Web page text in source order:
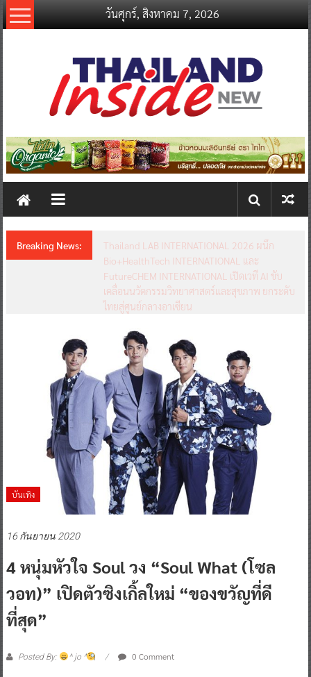
Skip
to
วันศุกร์, สิงหาคม 7, 2026
thailandinsidenew.com
Thailand
New
Breaking News:
Thailand LAB INTERNATIONAL 2026 ผนึก
Bio+HealthTech INTERNATIONAL และ
FutureCHEM INTERNATIONAL เปิดเวที AI ขับ
เคลื่อนนวัตกรรมวิทยาศาสตร์และสุขภาพ ยกระดับ
ไทยสู่ศูนย์กลางอาเซียน
บันเทิง
16 กันยายน 2020
4 หนุ่มหัวใจ Soul วง “Soul What (โซล
วอท)” เปิดตัวซิงเกิ้ลใหม่ “ของขวัญที่ดี
ที่สุด”
Posted By: ^ jo ^ 0 Comment